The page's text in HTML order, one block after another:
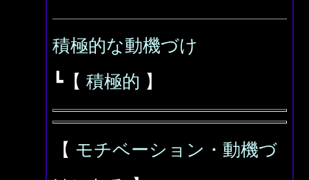
積極的な動機づけ
┗【 積極的 】
【 モチベーション・動機づ